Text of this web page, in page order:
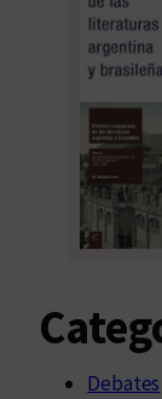
Debates